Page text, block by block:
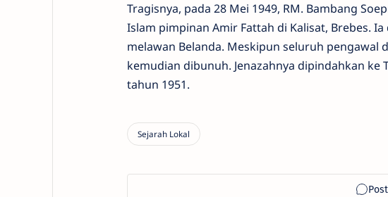
Tragisnya, pada 28 Mei 1949, RM. Bambang
Islam pimpinan Amir Fattah di Kalisat, Brebes.
melawan Belanda. Meskipun seluruh pengawal
kemudian dibunuh. Jenazahnya dipindahkan ke
tahun 1951.